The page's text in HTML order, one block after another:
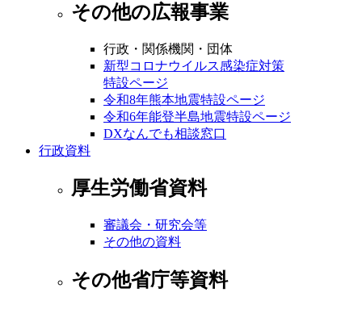
その他の広報事業
行政・関係機関・団体
新型コロナウイルス感染症対策
特設ページ
令和8年熊本地震特設ページ
令和6年能登半島地震特設ページ
DXなんでも相談窓口
行政資料
厚生労働省資料
審議会・研究会等
その他の資料
その他省庁等資料